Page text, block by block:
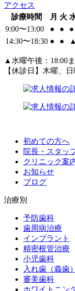
アクセス
診療時間
月 火
9:00〜13:00
● ● ●
14:30〜18:30 ● ● ▲
▲ 水曜午後：18:00
【休診日】木曜、日
初めての方へ
院長・スタッ
クリニック案
お知らせ
ブログ
治療別
予防歯科
歯周病治療
インプラント
精密根管治療
小児歯科
入れ歯（義歯）
審美歯科
ホワイトニン